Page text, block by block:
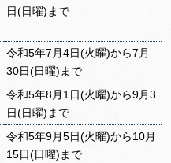
日(日曜)まで
令和5年7月4日(火曜)から7月
30日(日曜)まで
令和5年8月1日(火曜)から9月3
日(日曜)まで
令和5年9月5日(火曜)から10月
15日(日曜)まで